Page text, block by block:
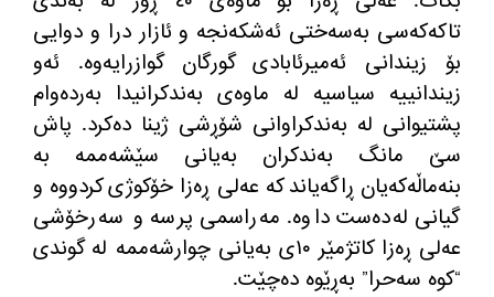
تاكه‌كه‌سی به‌سه‌ختی ئه‌شكه‌نجه و ئازار درا و دوایی
بۆ زیندانی ئه‌میرئابادی گورگان گوازرایه‌وه‌. ئه‌و
زیندانییه‌ سیاسیه‌ له‌ ماوه‌ی به‌ندكرانیدا به‌رده‌وام
پشتیوانی له‌ به‌ندكراوانی شۆڕشی ژینا ده‌كرد. پاش
سێ مانگ به‌ندكران به‌یانی سێشه‌ممه‌ به‌
بنه‌ماڵه‌كه‌یان ڕاگه‌یاند كه‌ عه‌لی ڕه‌زا خۆكوژی كردووه‌ و
گیانی له‌ده‌ست داوه‌. مه‌راسمی پرسه‌ و سه‌رخۆشی
عه‌لی ڕه‌زا كاتژمێر ١٠ی به‌یانی چوارشه‌ممه‌ له‌ گوندی
“كوه سه‌حرا” به‌ڕێوه‌ ده‌چێت.